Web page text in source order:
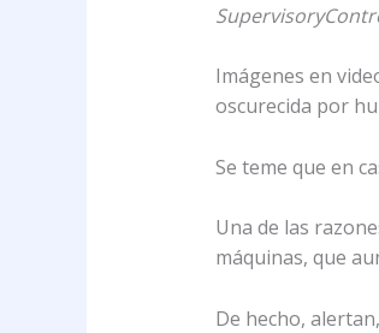
Supervisory
Imágenes en
oscurecida por
Se teme que en
Una de las
máquinas, que
De hecho,